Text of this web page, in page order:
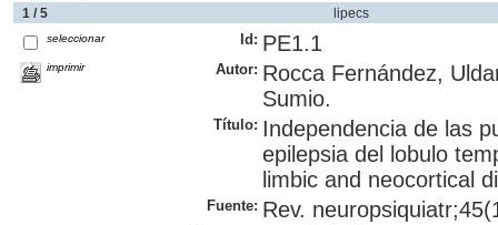
1 / 5 lipecs
seleccionar
imprimir
Id: PE1.1
Autor: Rocca Fernández,
Sumio.
Título: Independencia de las
epilepsia del lobulo
limbic and neocortical
Fuente: Rev.